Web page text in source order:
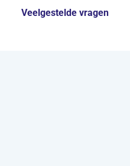
Veelgestelde vragen